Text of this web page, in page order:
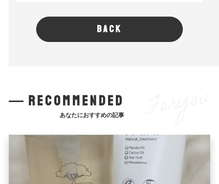
BACK
recommended
あなたにおすすめの記事